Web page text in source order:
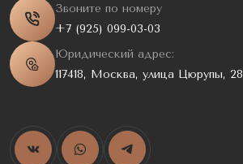
Звоните по номеру
+7 (925) 099-03-03
Юридический адрес:
117418, Москва, улица Цюрупы, 28